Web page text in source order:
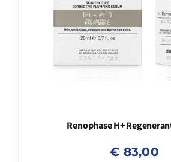
Renophase H+
€ 83,00